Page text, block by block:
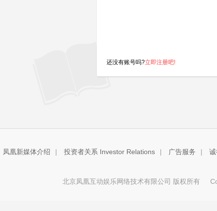
还没有账号吗?立即注册吧!
凤凰新媒体介绍 | 投资者关系 Investor Relations | 广告服务 |
北京凤凰互动娱乐网络技术有限公司 版权所有